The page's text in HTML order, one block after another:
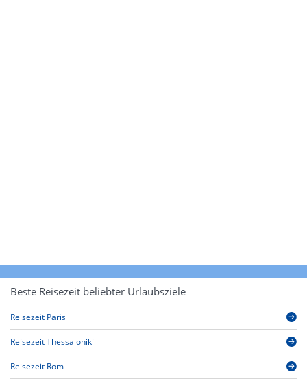
Beste Reisezeit beliebter Urlaubsziele
Reisezeit Paris
Reisezeit Thessaloniki
Reisezeit Rom